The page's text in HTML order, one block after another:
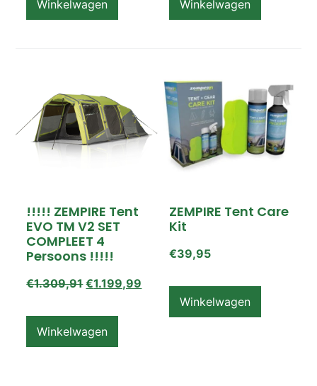
Winkelwagen Winkelwagen
!!!!! ZEMPIRE Tent
EVO TM V2 SET
COMPLEET 4
Persoons !!!!!
€1.309,91 €1.199,99
Winkelwagen
ZEMPIRE Tent Care
Kit
€39,95
Winkelwagen